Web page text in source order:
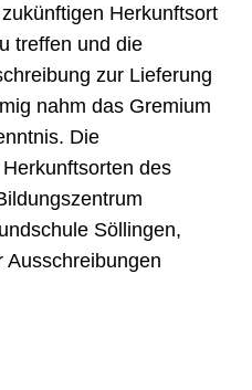
Herkunftsort
treffen und die
zur Lieferung
nahm das Gremium
Die
des
Söllingen,
Ausschreibungen